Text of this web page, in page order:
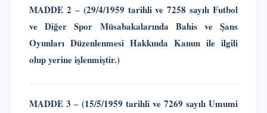
MADDE 2 ‒ (29/4/1959 tarihli ve 7258 sayılı Futbol
ve Diğer Spor Müsabakalarında Bahis ve Şans
Oyunları Düzenlenmesi Hakkında Kanun ile ilgili
olup yerine işlenmiştir.)
MADDE 3 ‒ (15/5/1959 tarihli ve 7269 sayılı Umumi